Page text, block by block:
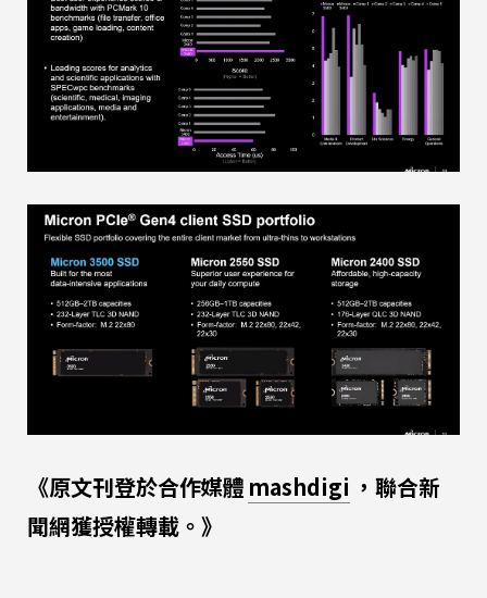
《原文刊登於合作媒體 mashdigi ，聯合新
聞網獲授權轉載。》